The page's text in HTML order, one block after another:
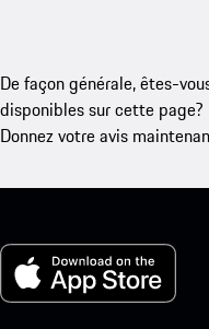
De façon générale, êtes-
disponibles sur cette page?
Donnez votre avis